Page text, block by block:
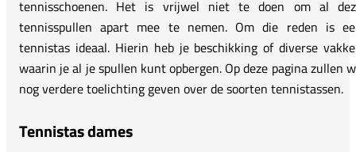
tennisschoenen. Het is vrijwel niet te doen om al
tennisspullen apart mee te nemen. Om die reden is
tennistas ideaal. Hierin heb je beschikking of diverse
waarin je al je spullen kunt opbergen. Op deze pagina zullen
nog verdere toelichting geven over de soorten tennistassen.
Tennistas dames